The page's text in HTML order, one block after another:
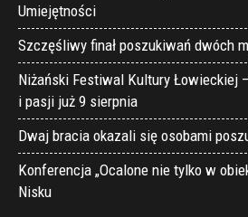
Umiejętności
Szczęśliwy finał poszukiwań dwóch
Niżański Festiwal Kultury Łowieckiej
i pasji już 9 sierpnia
Dwaj bracia okazali się osobami
Konferencja „Ocalone nie tylko w
Nisku